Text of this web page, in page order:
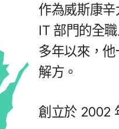
作​為​威斯康辛​
IT 部門​的​全
多年​以來，​
解方。
創立於2002